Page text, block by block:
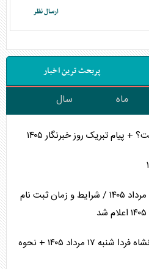
پربحث ترین اخبار
ماه سال
جدیدترین پیش فروش سایپا مرداد ۱۴۰۵ / شرایط و زمان ثبت نام
جدول قطعی برق استان کرمانشاه فردا شنبه ۱۷ مرداد ۱۴۰۵ + نحوه